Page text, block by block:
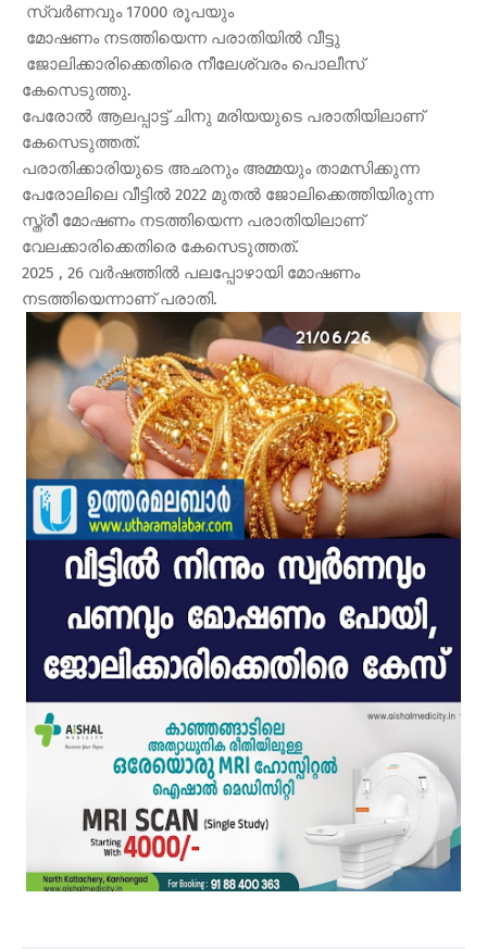
സ്വർണവും 17000 രൂപയും
മോഷണം നടത്തിയെന്ന പരാതിയിൽ വീട്ടു
ജോലിക്കാരിക്കെതിരെ നീലേശ്വരം പൊലീസ്
കേസെടുത്തു.
പേരോൽ ആലപ്പാട്ട് ചിനു മരിയയുടെ പരാതിയിലാണ്
കേസെടുത്തത്.
പരാതിക്കാരിയുടെ അഛനും അമ്മയും താമസിക്കുന്ന
പേരോലിലെ വീട്ടിൽ 2022 മുതൽ ജോലിക്കെത്തിയിരുന്ന
സ്ത്രീ മോഷണം നടത്തിയെന്ന പരാതിയിലാണ്
വേലക്കാരിക്കെതിരെ കേസെടുത്തത്.
2025 , 26 വർഷത്തിൽ പലപ്പോഴായി മോഷണം
നടത്തിയെന്നാണ് പരാതി.